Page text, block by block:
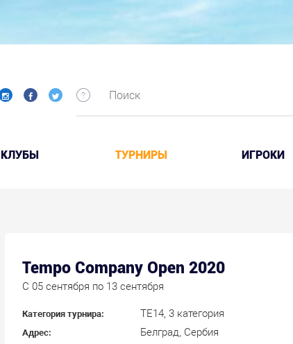
КЛУБЫ ТУРНИРЫ ИГРОКИ
Tempo Company Open 2020
C 05 сентября по 13 сентября
Категория турнира: TE14, 3 категория
Адрес: Белград, Сербия